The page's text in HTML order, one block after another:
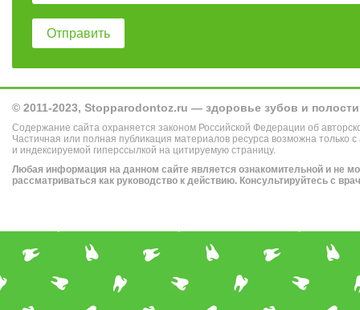
© 2011-2023, Stopparodontoz.ru — здоровье зубов и
Содержание сайта охраняется законом Российской Федерации об
Частичная или полная публикация материалов ресурса возможна только с
и индексируемой гиперссылкой на цитируемую страницу.
Любая информация на данном сайте является ознакомительной и не
рассматриваться как руководство к действию. Консультируйтесь с